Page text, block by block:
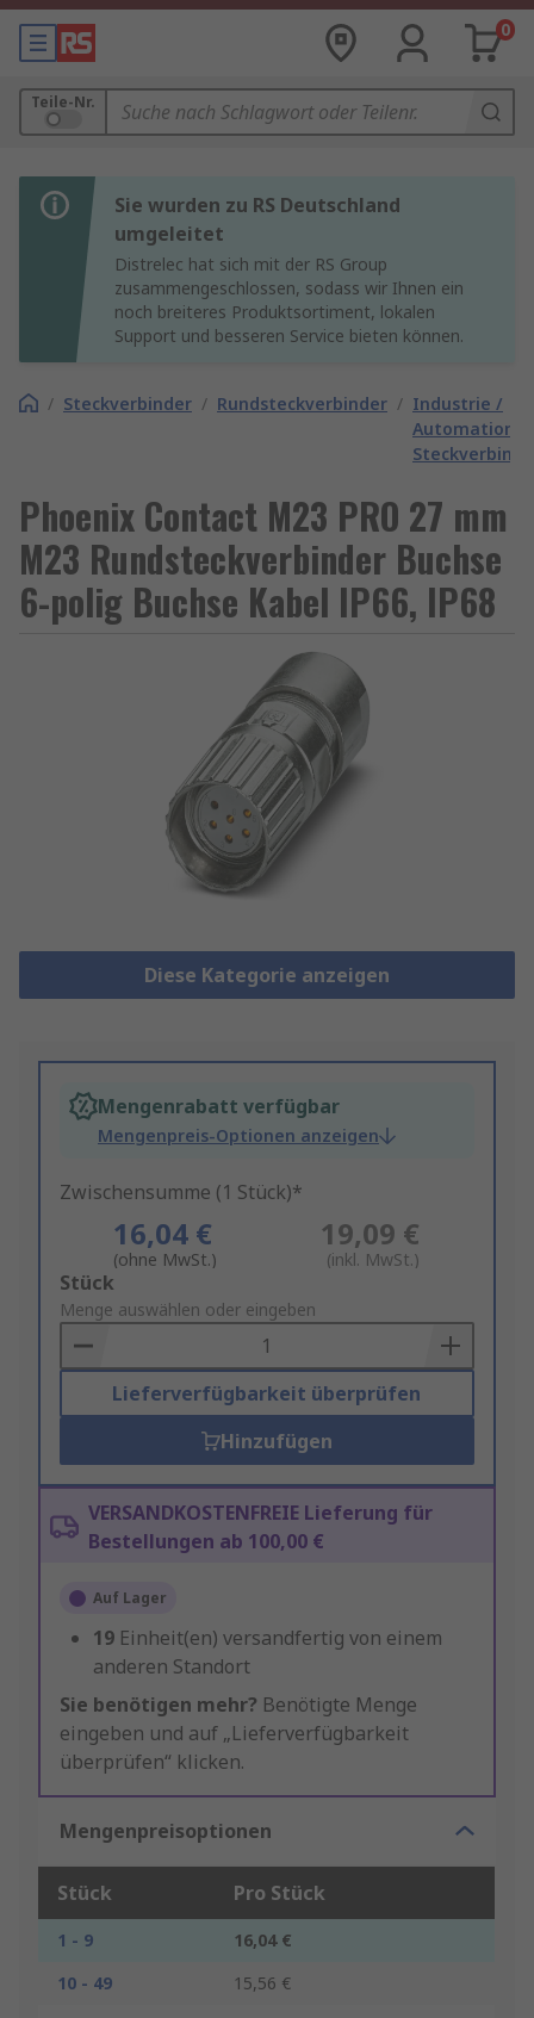
0
Teile-Nr.
Sie wurden zu RS Deutschland
umgeleitet
Distrelec hat sich mit der RS Group
zusammengeschlossen, sodass wir Ihnen ein
noch breiteres Produktsortiment, lokalen
Support und besseren Service bieten können.
/ Steckverbinder / Rundsteckverbinder / Industrie /
Automation
Phoenix Contact M23 PRO 27 mm
M23 Rundsteckverbinder Buchse
6-polig Buchse Kabel IP66, IP68
Diese Kategorie anzeigen
Mengenrabatt verfügbar
Mengenpreis-Optionen anzeigen
Zwischensumme (1 Stück)*
16,04 €
(ohne MwSt.)
19,09 €
(inkl. MwSt.)
Add
to
Basket
Stück
Menge auswählen oder eingeben
Lieferverfügbarkeit überprüfen
Hinzufügen
VERSANDKOSTENFREIE Lieferung für
Bestellungen ab 100,00 €
Auf Lager
19 Einheit(en) versandfertig von einem
anderen Standort
Sie benötigen mehr? Benötigte Menge
eingeben und auf „Lieferverfügbarkeit
überprüfen“ klicken.
Mengenpreisoptionen
Stück Pro Stück
1 - 9
16,04 €
10 - 49
15,56 €